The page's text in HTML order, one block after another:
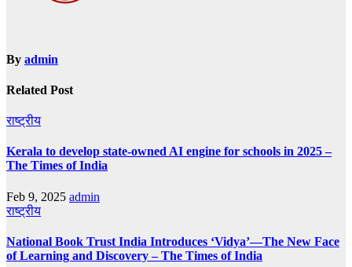
By admin
Related Post
राष्ट्रीय
Kerala to develop state-owned AI engine for schools in 2025 –
The Times of India
Feb 9, 2025 admin
राष्ट्रीय
National Book Trust India Introduces ‘Vidya’—The New Face
of Learning and Discovery – The Times of India